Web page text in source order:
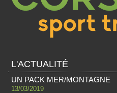
L'ACTUALITÉ
UN PACK MER/MONTAGNE
13/03/2019